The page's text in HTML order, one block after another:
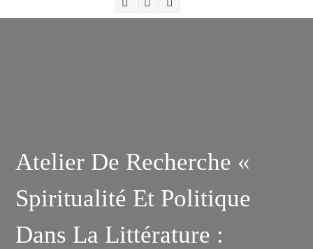
Atelier De Recherche «
Spiritualité Et Politique
Dans La Littérature :